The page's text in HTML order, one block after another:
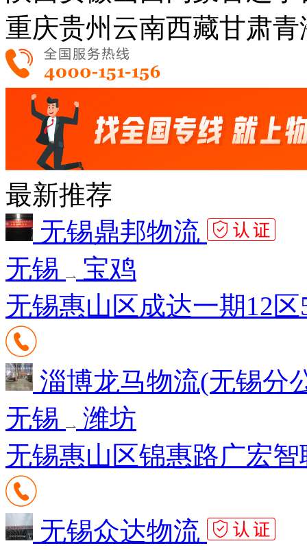
重庆贵州 云南西藏甘肃青
最新推荐
无锡鼎邦物流
无锡
宝鸡
无锡惠山区成达一期12区
淄博龙马物流(无锡分
无锡
潍坊
无锡惠山区锦惠路广宏
无锡众达物流